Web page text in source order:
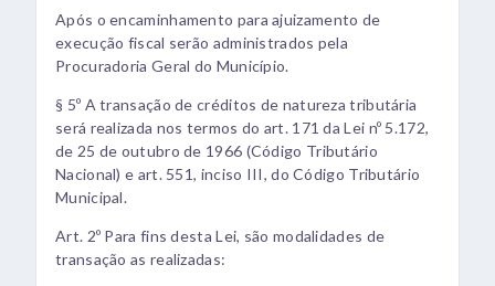
Após o encaminhamento para ajuizamento de
execução fiscal serão administrados pela
Procuradoria Geral do Município.
§ 5º A transação de créditos de natureza tributária
será realizada nos termos do art. 171 da Lei nº 5.172,
de 25 de outubro de 1966 (Código Tributário
Nacional) e art. 551, inciso III, do Código Tributário
Municipal.
Art. 2º Para fins desta Lei, são modalidades de
transação as realizadas: